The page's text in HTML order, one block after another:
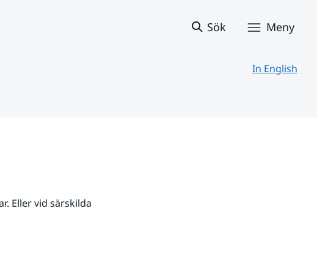
Sök Meny
In English
Eller vid särskilda